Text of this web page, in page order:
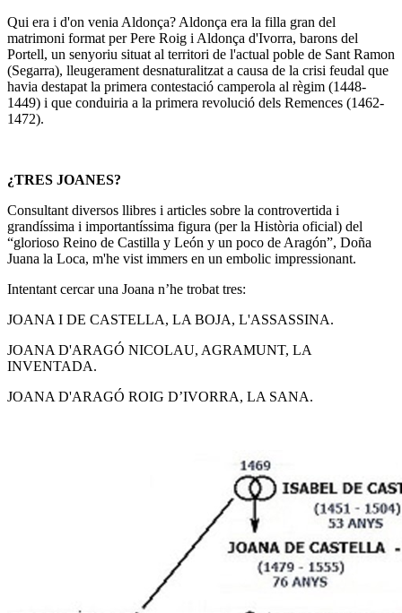
Qui era i d'on venia Aldonça? Aldonça era la filla gran del
matrimoni format per Pere Roig i Aldonça d'Ivorra, barons del
Portell, un senyoriu situat al territori de l'actual poble de Sant Ramon
(Segarra), lleugerament desnaturalitzat a causa de la crisi feudal que
havia destapat la primera contestació camperola al règim (1448-
1449) i que conduiria a la primera revolució dels Remences (1462-
1472).
¿TRES JOANES?
Consultant diversos llibres i articles sobre la controvertida i
grandíssima i importantíssima figura (per la Història oficial) del
“glorioso Reino de Castilla y León y un poco de Aragón”, Doña
Juana la Loca, m'he vist immers en un embolic impressionant.
Intentant cercar una Joana n’he trobat tres:
JOANA I DE CASTELLA, LA BOJA, L'ASSASSINA.
JOANA D'ARAGÓ NICOLAU, AGRAMUNT, LA
INVENTADA.
JOANA D'ARAGÓ ROIG D’IVORRA, LA SANA.